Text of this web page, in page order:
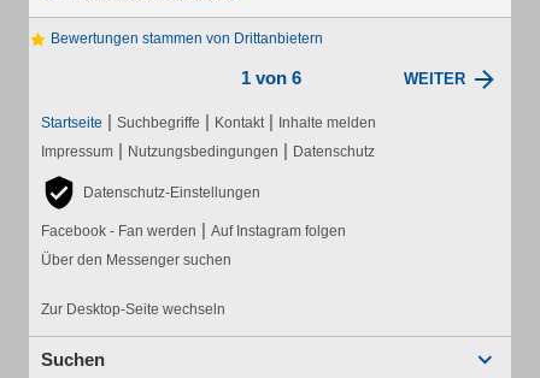
Bewertungen stammen von Drittanbietern
1 von 6 WEITER
Startseite | Suchbegriffe | Kontakt | Inhalte melden
Impressum | Nutzungsbedingungen | Datenschutz
Datenschutz-Einstellungen
Facebook - Fan werden | Auf Instagram folgen
Über den Messenger suchen
Zur Desktop-Seite wechseln
Suchen